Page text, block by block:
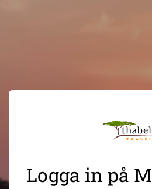
Logga in på